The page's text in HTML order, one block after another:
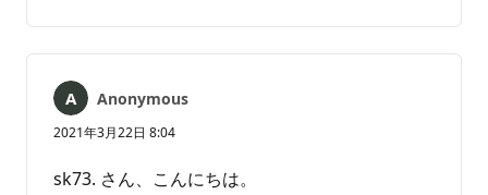
ト
あ
り
せ
ト
Anonymous
2021年3月22日 8:04
sk73. さん、こんにちは。